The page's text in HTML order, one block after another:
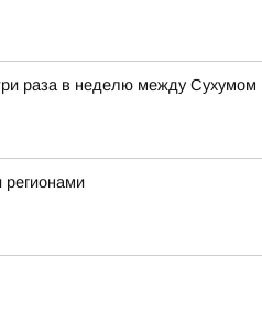
раза в неделю между
регионами